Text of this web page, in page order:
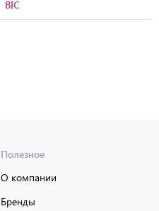
BIC
Полезное
О компании
Бренды